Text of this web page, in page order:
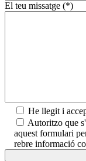
El teu missatge (*)
He llegit i
Autoritzo que
aquest formulari
rebre informació